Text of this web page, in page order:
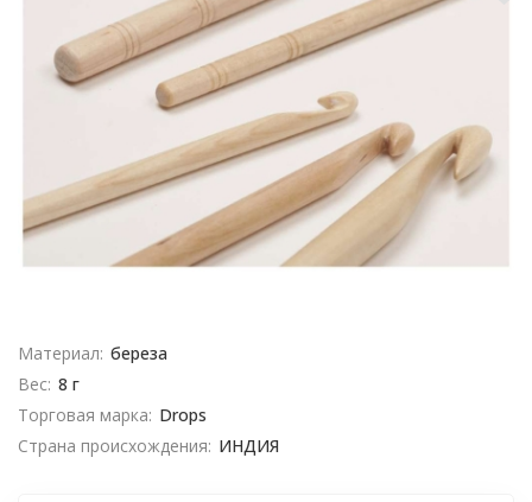
Материал: береза
Вес: 8 г
Торговая марка: Drops
Страна происхождения: ИНДИЯ